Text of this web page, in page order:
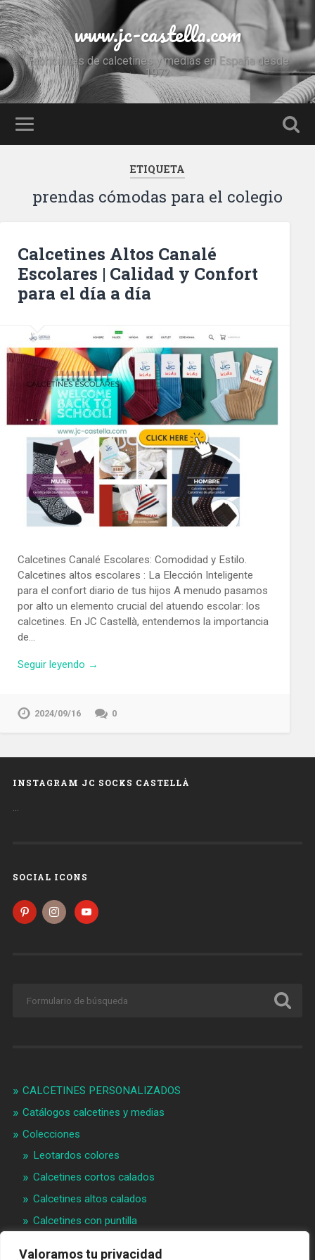
Valoramos tu privacidad
www.jc-castella.com
Fabricantes de calcetines y medias en España desde
1972
ETIQUETA
prendas cómodas para el colegio
Calcetines Altos Canalé
Escolares | Calidad y Confort
para el día a día
Calcetines Canalé Escolares: Comodidad y Estilo.
Calcetines altos escolares : La Elección Inteligente
para el confort diario de tus hijos A menudo pasamos
por alto un elemento crucial del atuendo escolar: los
calcetines. En JC Castellà, entendemos la importancia
de…
Seguir leyendo →
2024/09/16 0
INSTAGRAM JC SOCKS CASTELLÀ
SOCIAL ICONS
CALCETINES PERSONALIZADOS
Catálogos calcetines y medias
Colecciones
Leotardos colores
Calcetines cortos calados
Calcetines altos calados
Calcetines con puntilla